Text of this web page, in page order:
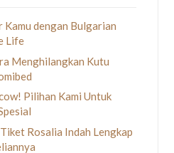
Kamu dengan Bulgarian
Life
Menghilangkan Kutu
Pilihan Kami Untuk
Rosalia Indah Lengkap